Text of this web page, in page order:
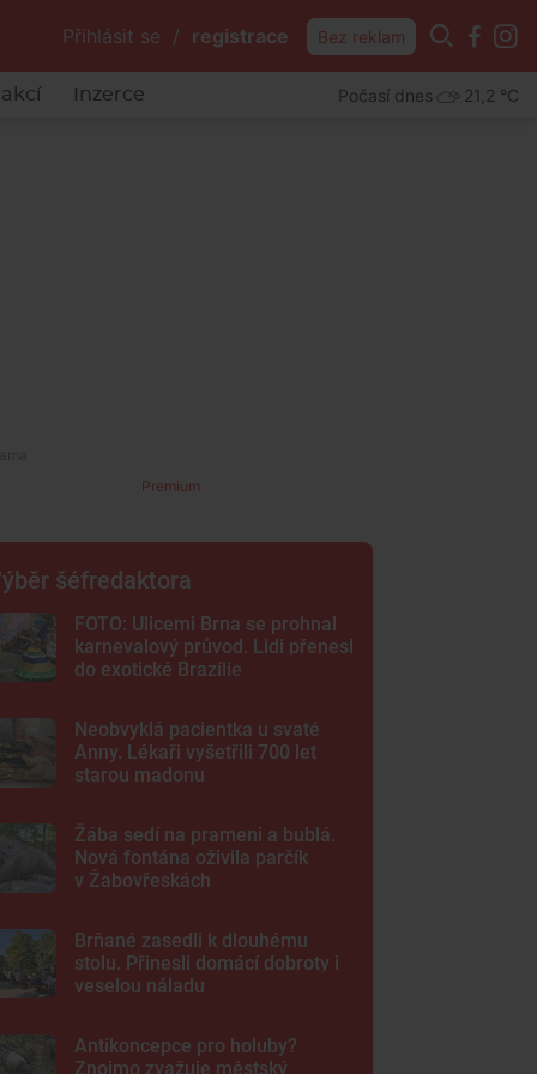
Přihlásit se / registrace Bez reklam
Inzerce Počasí dnes 21,2 °C
Premium
šéfredaktora
FOTO: Ulicemi Brna se prohnal
karnevalový průvod. Lidi přenesl
do exotické Brazílie
Neobvyklá pacientka u svaté
Anny. Lékaři vyšetřili 700 let
starou madonu
Žába sedí na prameni a bublá.
Nová fontána oživila parčík
v Žabovřeskách
Brňané zasedli k dlouhému
stolu. Přinesli domácí dobroty i
veselou náladu
Antikoncepce pro holuby?
Znojmo zvažuje městský